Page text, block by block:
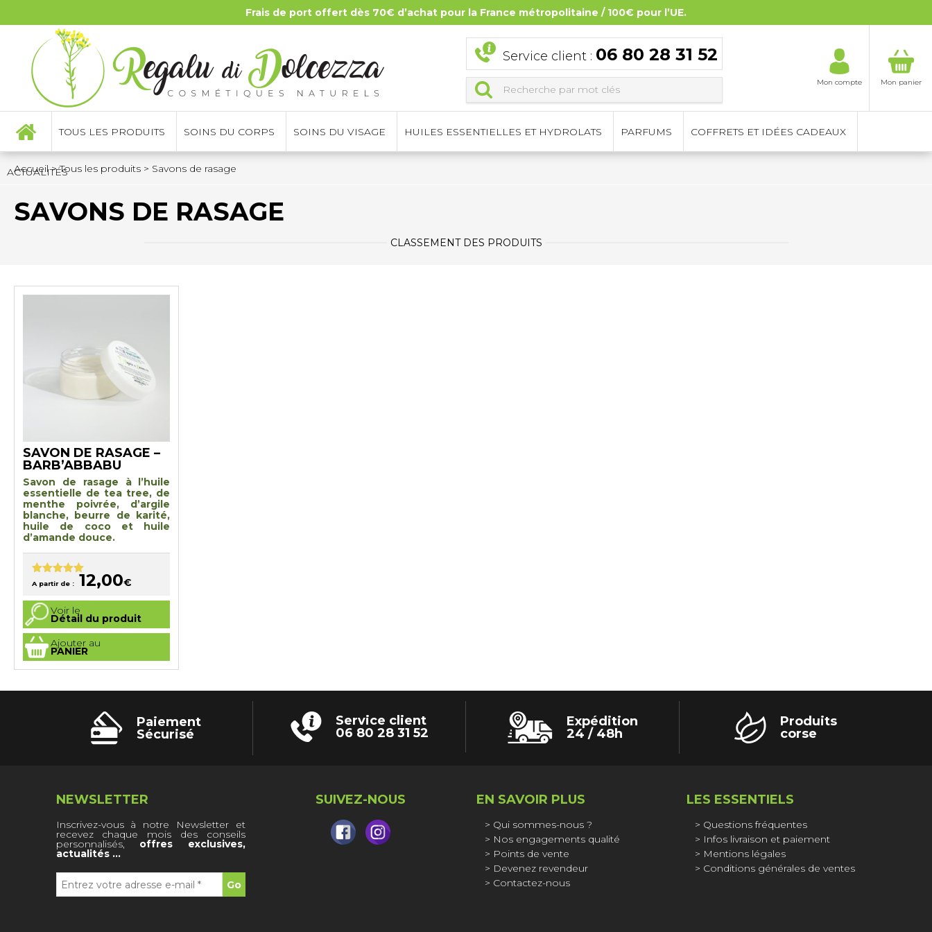
Frais de port offert dès 70€ d’achat pour la France métropolitaine / 100€ pour l’UE.
Service client : 06 80 28 31 52
Mon compte Mon panier
TOUS LES PRODUITS SOINS DU CORPS SOINS DU VISAGE HUILES ESSENTIELLES ET HYDROLATS PARFUMS COFFRETS ET IDÉES CADEAUX
ACTUALITÉS
Accueil>Tous les produits > Savons de rasage
SAVONS DE RASAGE
CLASSEMENT DES PRODUITS
SAVON DE RASAGE –
BARB’ABBABU
Savon de rasage à l’huile
essentielle de tea tree, de
menthe poivrée, d’argile
blanche, beurre de karité,
huile de coco et huile
d’amande douce.
Note5.00
A partir de : 12,00€
Voir le
Détail du produit
Ajouter au
PANIER
Ce
produit
a
plusieurs
variations.
Les
options
peuvent
choisies
Paiement
Sécurisé
Service client
06 80 28 31 52
Expédition
24 / 48h
Produits
corse
NEWSLETTER
Inscrivez-vous à notre Newsletter et
recevez chaque mois des conseils
personnalisés, offres exclusives,
actualités …
SUIVEZ-NOUS EN SAVOIR PLUS
Qui sommes-nous ?
Nos engagements qualité
Points de vente
Devenez revendeur
Contactez-nous
LES ESSENTIELS
Questions fréquentes
Infos livraison et paiement
Mentions légales
Conditions générales de ventes